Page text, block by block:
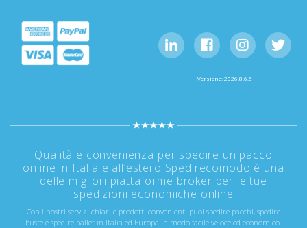
Versione: 2026.8.6.5
Qualità e convenienza per spedire un pacco
online in Italia e all’estero Spedirecomodo è una
delle migliori piattaforme broker per le tue
spedizioni economiche online
Con i nostri servizi chiari e prodotti convenienti puoi spedire pacchi, spedire
buste e spedire pallet in Italia ed Europa in modo facile veloce ed economico.